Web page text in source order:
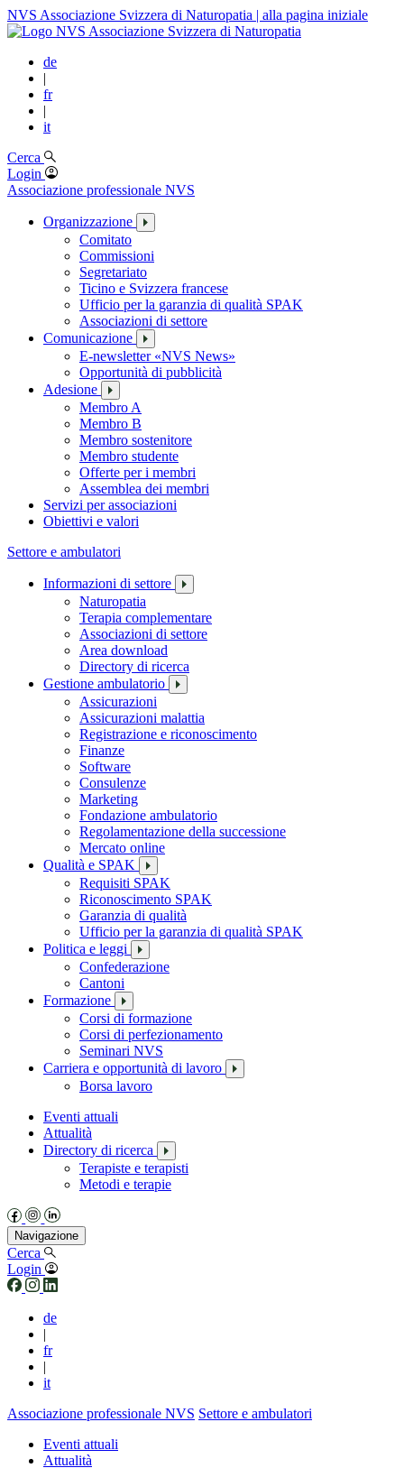
NVS Associazione Svizzera di Naturopatia | alla pagina iniziale
de
|
fr
|
it
Cerca
Login
Associazione professionale NVS
Organizzazione
Comitato
Commissioni
Segretariato
Ticino e Svizzera francese
Ufficio per la garanzia di qualità SPAK
Associazioni di settore
Comunicazione
E-newsletter «NVS News»
Opportunità di pubblicità
Adesione
Membro A
Membro B
Membro sostenitore
Membro studente
Offerte per i membri
Assemblea dei membri
Servizi per associazioni
Obiettivi e valori
Settore e ambulatori
Informazioni di settore
Naturopatia
Terapia complementare
Associazioni di settore
Area download
Directory di ricerca
Gestione ambulatorio
Assicurazioni
Assicurazioni malattia
Registrazione e riconoscimento
Finanze
Software
Consulenze
Marketing
Fondazione ambulatorio
Regolamentazione della successione
Mercato online
Qualità e SPAK
Requisiti SPAK
Riconoscimento SPAK
Garanzia di qualità
Ufficio per la garanzia di qualità SPAK
Politica e leggi
Confederazione
Cantoni
Formazione
Corsi di formazione
Corsi di perfezionamento
Seminari NVS
Carriera e opportunità di lavoro
Borsa lavoro
Eventi attuali
Attualità
Directory di ricerca
Terapiste e terapisti
Metodi e terapie
Navigazione
Cerca
Login
de
|
fr
|
it
Associazione professionale NVS Settore e ambulatori
Eventi attuali
Attualità